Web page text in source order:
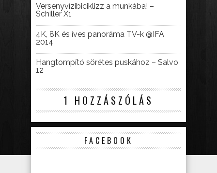
Versenyvízibiciklizz a munkába! –
Schiller X1
4K, 8K és íves panoráma TV-k @IFA
2014
Hangtompító sörétes puskához – Salvo
12
1 HOZZÁSZÓLÁS
FACEBOOK